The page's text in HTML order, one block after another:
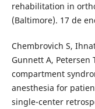
rehabilitation in
(Baltimore). 17 de
Chembrovich S,
Gunnett A, Petersen
compartment
anesthesia for
single-center